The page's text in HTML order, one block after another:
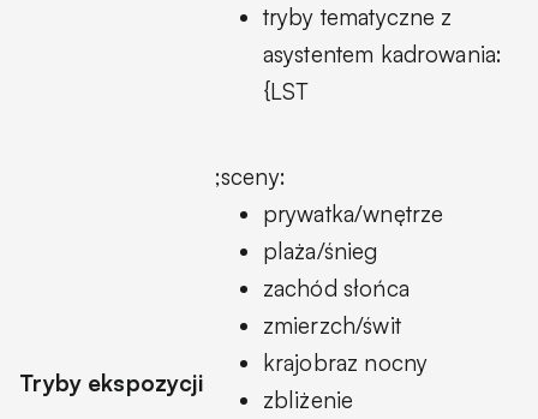
Tryby ekspozycji
tryby tematyczne z
asystentem kadrowania:
{LST
;sceny:
prywatka/wnętrze
plaża/śnieg
zachód słońca
zmierzch/świt
krajobraz nocny
zbliżenie